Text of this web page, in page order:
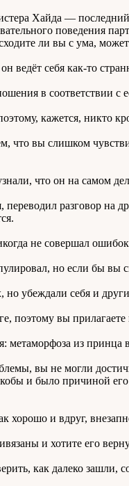
Хайда —
поведения
ли вы с ума,
ведёт себя как-то
в соответствии
кажется, никто
что вы слишком
что он на самом
разговор на
не совершал
но если бы вы
убеждали себя и
поэтому вы
метаморфоза из
вы не могли
и было причиной
хорошо и вдруг,
и хотите его
как далеко